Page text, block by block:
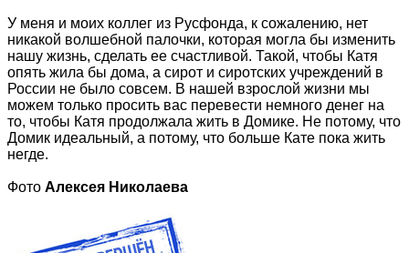
У меня и моих коллег из Русфонда, к сожалению, нет
никакой волшебной палочки, которая могла бы изменить
нашу жизнь, сделать ее счастливой. Такой, чтобы Катя
опять жила бы дома, а сирот и сиротских учреждений в
России не было совсем. В нашей взрослой жизни мы
можем только просить вас перевести немного денег на
то, чтобы Катя продолжала жить в Домике. Не потому, что
Домик идеальный, а потому, что больше Кате пока жить
негде.
Фото Алексея Николаева